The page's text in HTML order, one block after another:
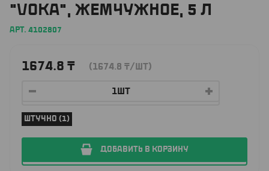
"VOKA", ЖЕМЧУЖНОЕ, 5 Л
АРТ. 4102807
1674.8 ₸ (1674.8 ₸/ШТ)
ШТУЧНО (1)
ДОБАВИТЬ В КОРЗИНУ